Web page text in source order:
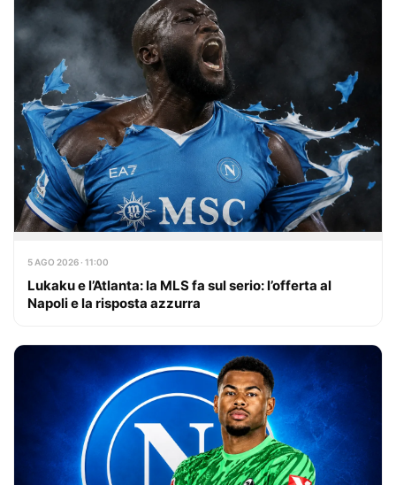
5 AGO 2026 · 11:00
Lukaku e l’Atlanta: la MLS fa sul serio: l’offerta al
Napoli e la risposta azzurra